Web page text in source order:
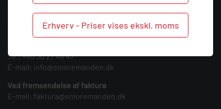
Erhverv - Priser vises ekskl. moms
Smøremanden A/S
CVR: 39683717
Søndergården 3
9640 Farsø
Tlf.:+45 30 27 46 47
E-mail: info@smoremanden.dk
Ved fremsendelse af faktura
E-mail: faktura@smoremanden.dk